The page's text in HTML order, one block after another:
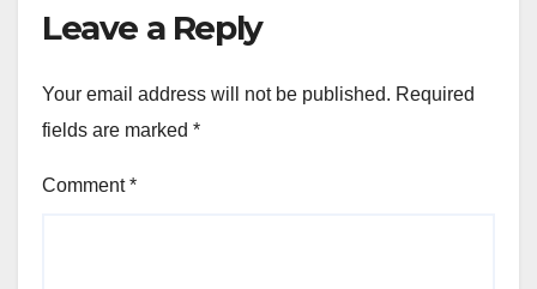
Leave a Reply
Your email address will not be published. Required
fields are marked *
Comment*